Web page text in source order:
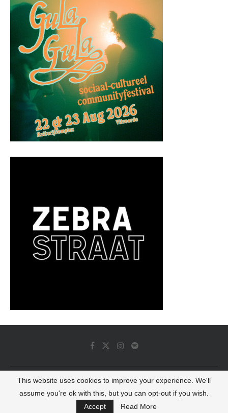
© 2022 - Luminous Dash All Rights Reserved
BACK TO TOP
This website uses cookies to improve your experience. We'll
assume you're ok with this, but you can opt-out if you wish.
Accept
Read More